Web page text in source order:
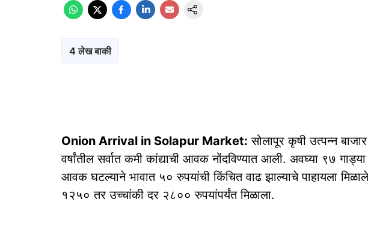
4 लेख बाकी
Onion Arrival in Solapur Market: सोलापूर कृषी उत्पन्न
वर्षांतील सर्वात कमी कांद्याची आवक नोंदविण्यात आली. अवघ्या ९७ गाड्या
आवक घटल्याने भावात ५० रुपयांची किंचित वाढ झाल्याचे पाहायला
१२५० तर उच्चांकी दर २८०० रुपयांपर्यंत मिळाला.